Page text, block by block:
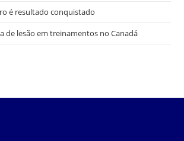
é resultado conquistado
de lesão em treinamentos no Canadá